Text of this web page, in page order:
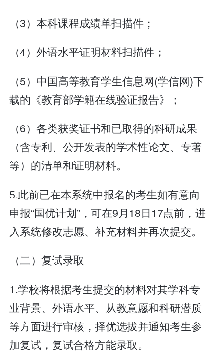
（3）本科课程成绩单扫描件；
（4）外语水平证明材料扫描件；
（5）中国高等教育学生信息网(学信网)下
载的《教育部学籍在线验证报告》；
（6）各类获奖证书和已取得的科研成果
（含专利、公开发表的学术性论文、专著
等）的清单和证明材料。
5.此前已在本系统中报名的考生如有意向
申报“国优计划”，可在9月18日17点前，进
入系统修改志愿、补充材料并再次提交。
（二）复试录取
1.学校将根据考生提交的材料对其学科专
业背景、外语水平、从教意愿和科研潜质
等方面进行审核，择优选拔并通知考生参
加复试，复试合格方能录取。